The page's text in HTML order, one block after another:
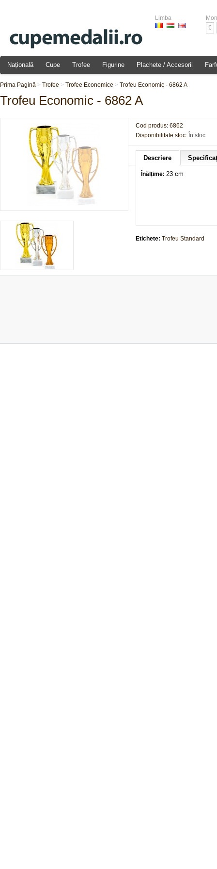
Limba
€
Națională Cupe Trofee Figurine Plachete / Accesorii
Prima Pagină > Trofee > Trofee Economice > Trofeu Economic - 6862 A
Trofeu Economic - 6862 A
Cod produs: 6862
Disponibilitate stoc: În stoc
Descriere
Înălțime: 23 cm
Etichete: Trofeu Standard